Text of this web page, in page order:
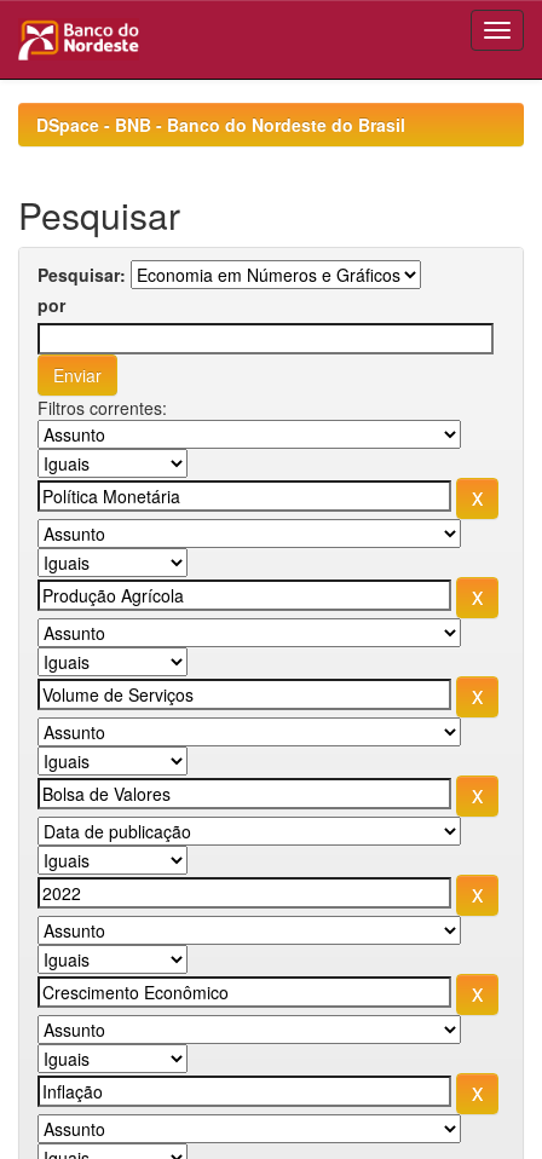
navigationDSpace - BNB - Banco do Nordeste do Brasil
Pesquisar
Pesquisar:
por
Filtros correntes: